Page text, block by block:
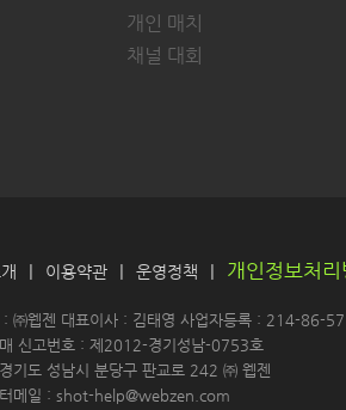
개인 매치
채널 대회
| 이용약관 | 운영정책 | 개인정보처
: ㈜웹젠 대표이사 : 김태영 사업자등록 : 214-86-
신고번호 : 제2012-경기성남-0753호
기도 성남시 분당구 판교로 242 ㈜ 웹젠
메일 : shot-help@webzen.com